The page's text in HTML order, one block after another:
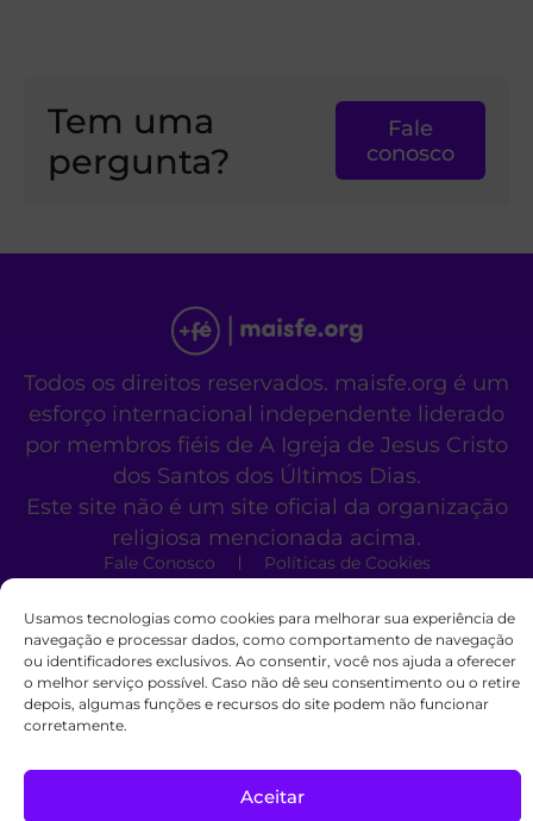
Usamos tecnologias como cookies para melhorar sua experiência de
navegação e processar dados, como comportamento de navegação
ou identificadores exclusivos. Ao consentir, você nos ajuda a oferecer
o melhor serviço possível. Caso não dê seu consentimento ou o retire
depois, algumas funções e recursos do site podem não funcionar
corretamente.
Aceitar
Tem uma
pergunta?
Fale
conosco
Todos os direitos reservados. maisfe.org é um
esforço internacional independente liderado
por membros fiéis de A Igreja de Jesus Cristo
dos Santos dos Últimos Dias.
Este site não é um site oficial da organização
religiosa mencionada acima.
Fale Conosco Políticas de Cookies